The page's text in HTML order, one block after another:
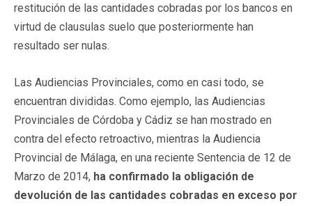
restitución de las cantidades cobradas por los bancos en
virtud de clausulas suelo que posteriormente han
resultado ser nulas.
Las Audiencias Provinciales, como en casi todo, se
encuentran divididas. Como ejemplo, las Audiencias
Provinciales de Córdoba y Cádiz se han mostrado en
contra del efecto retroactivo, mientras la Audiencia
Provincial de Málaga, en una reciente Sentencia de 12 de
Marzo de 2014, ha confirmado la obligación de
devolución de las cantidades cobradas en exceso por